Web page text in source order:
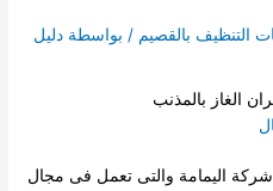
التنظيف بالقصيم / بواسطة دليل
الغاز بالمذنب
اليمامة والتى تعمل فى مجال